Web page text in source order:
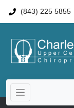
(843) 225 5855